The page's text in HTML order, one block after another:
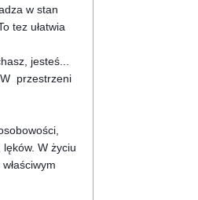
w stan
tez ułatwia
jesteś...
przestrzeni
W życiu